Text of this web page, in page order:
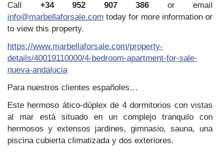
Call +34 952 907 386 or email
info@marbellaforsale.com today for more information or
to view this property.
https://www.marbellaforsale.com/property-
details/40019110000/4-bedroom-apartment-for-sale-
nueva-andalucia
Para nuestros clientes españoles…
Este hermoso ático-dúplex de 4 dormitorios con vistas
al mar está situado en un complejo tranquilo con
hermosos y extensos jardines, gimnasio, sauna, una
piscina cubierta climatizada y dos exteriores.